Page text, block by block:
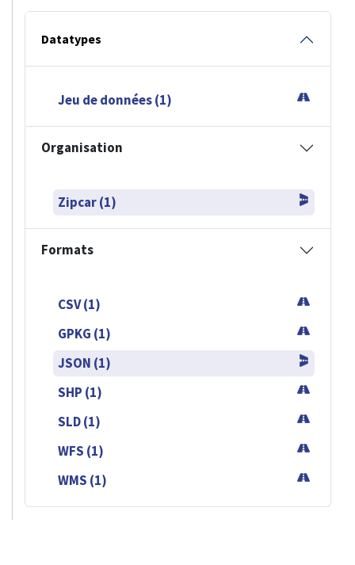
Datatypes
Jeu de données (1)
Organisation
Zipcar (1)
Formats
CSV (1)
GPKG (1)
JSON (1)
SHP (1)
SLD (1)
WFS (1)
WMS (1)